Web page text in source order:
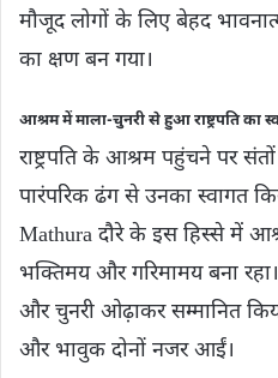
मौजूद लोगों के लिए बेहद
का क्षण बन गया।
आश्रम में माला-चुनरी से हुआ राष्ट्रपति का
राष्ट्रपति के आश्रम पहुंचने पर
पारंपरिक ढंग से उनका स्वागत
Mathura दौरे के इस हिस्से में
भक्तिमय और गरिमामय बना रहा।
और चुनरी ओढ़ाकर सम्मानित
और भावुक दोनों नजर आईं।